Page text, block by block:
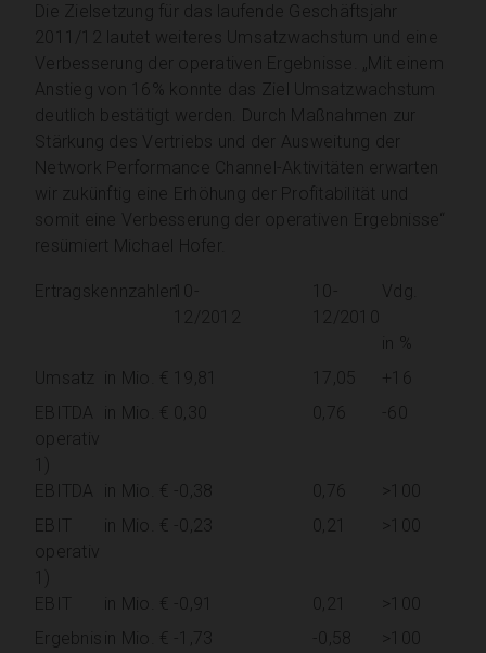
Die Zielsetzung für das laufende Geschäftsjahr
2011/12 lautet weiteres Umsatzwachstum und eine
Verbesserung der operativen Ergebnisse. „Mit einem
Anstieg von 16% konnte das Ziel Umsatzwachstum
deutlich bestätigt werden. Durch Maßnahmen zur
Stärkung des Vertriebs und der Ausweitung der
Network Performance Channel-Aktivitäten erwarten
wir zukünftig eine Erhöhung der Profitabilität und
somit eine Verbesserung der operativen Ergebnisse“
resümiert Michael Hofer.
Ertragskennzahlen10-
12/2012
10-
12/2010
Vdg.
in %
Umsatz in Mio. € 19,81 17,05
+16
EBITDA
operativ
1)
in Mio. € 0,30 0,76 -60
EBITDA in Mio. € -0,38 0,76
>100
EBIT
operativ
1)
in Mio. € -0,23 0,21 >100
EBIT in Mio. € -0,91 0,21
>100
Ergebnis
in Mio. € -1,73 -0,58 >100